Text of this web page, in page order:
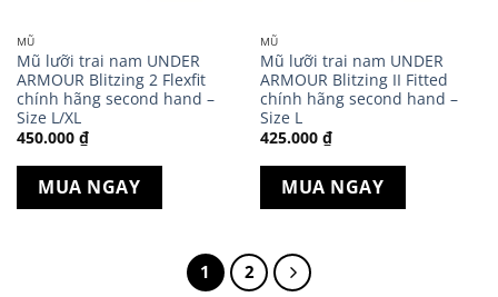
MŨ
Mũ lưỡi trai nam UNDER
ARMOUR Blitzing 2 Flexfit
chính hãng second hand –
Size L/XL
450.000 ₫
MUA NGAY
MŨ
Mũ lưỡi trai nam UNDER
ARMOUR Blitzing II Fitted
chính hãng second hand –
Size L
425.000 ₫
MUA NGAY
1 2